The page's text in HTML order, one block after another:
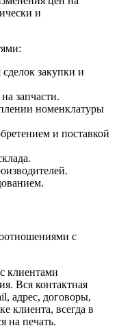
и
закупки и
запчасти.
номенклатуры
и поставкой
с
клиентами
Вся контактная
адрес, договоры,
клиента, всегда в
на печать.